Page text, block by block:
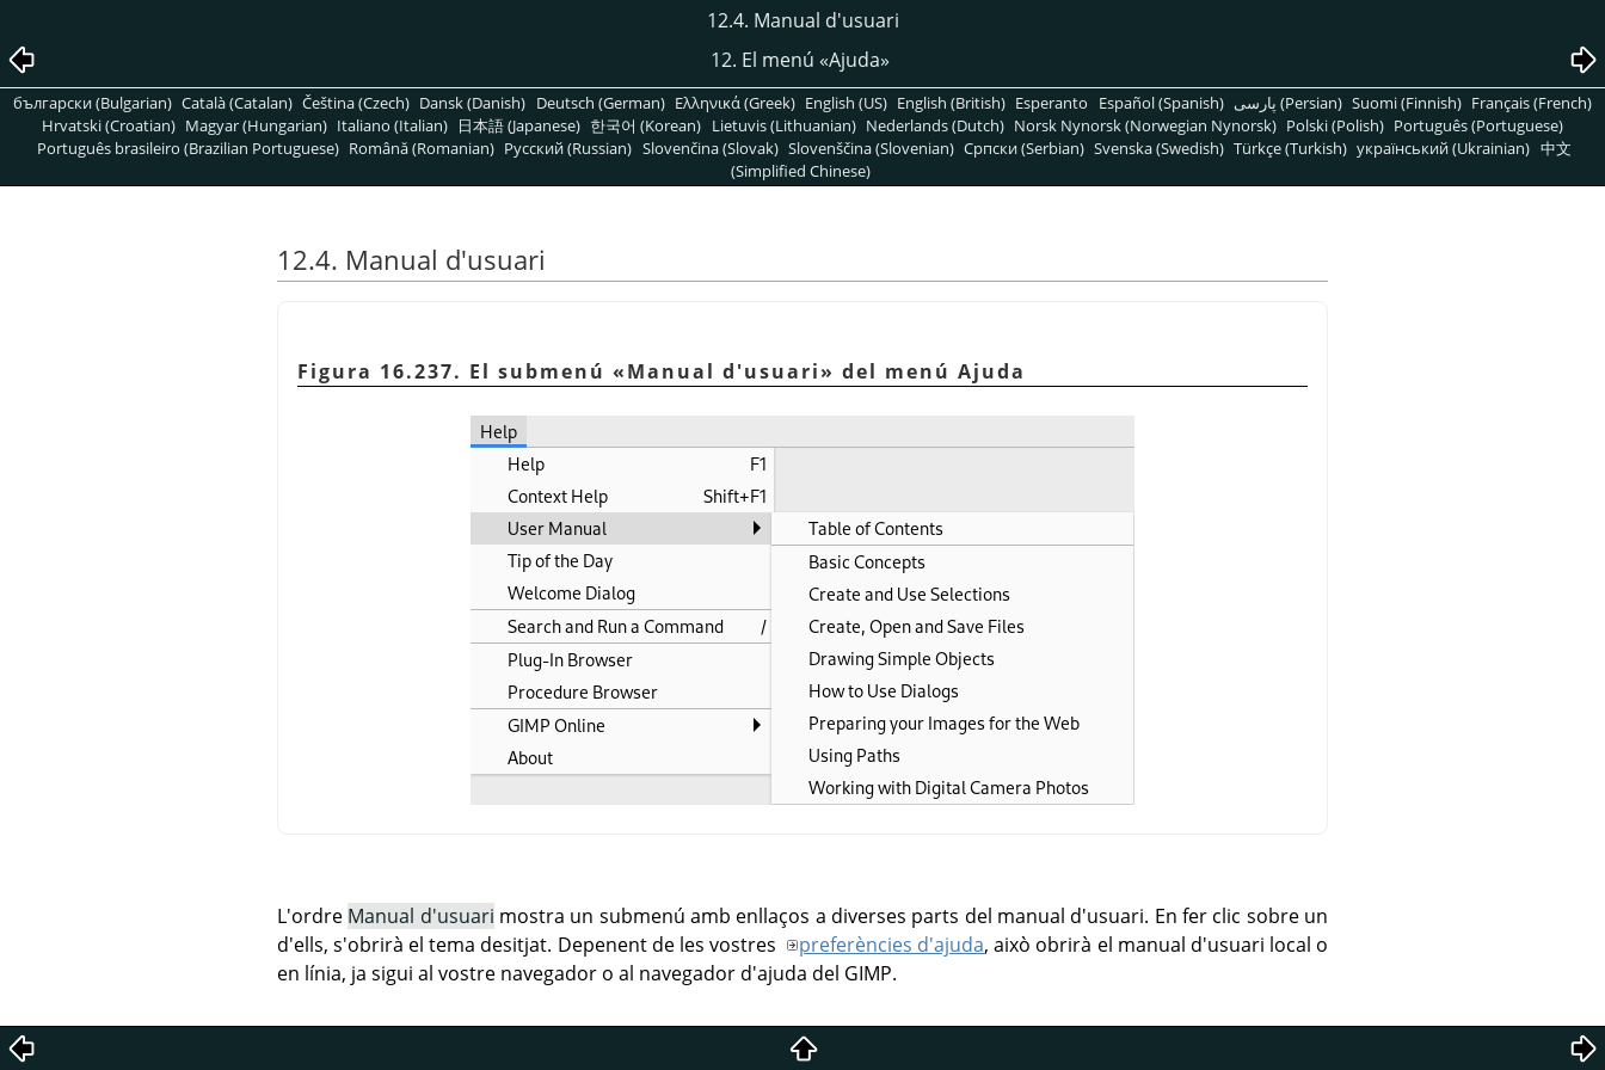
12.4. Manual d'usuari
12. El menú «Ajuda»
български (Bulgarian) Català (Catalan) Čeština (Czech) Dansk (Danish) Deutsch (German) Ελληνικά (Greek) English (US) English (British) Esperanto Español (Spanish) پارسی (Persian) Suomi (Finnish) Français (French)
Hrvatski (Croatian) Magyar (Hungarian) Italiano (Italian) 日本語 (Japanese) 한국어 (Korean) Lietuvis (Lithuanian) Nederlands (Dutch) Norsk Nynorsk (Norwegian Nynorsk) Polski (Polish) Português (Portuguese)
Português brasileiro (Brazilian Portuguese) Română (Romanian) Pусский (Russian) Slovenčina (Slovak) Slovenščina (Slovenian) Српски (Serbian) Svenska (Swedish) Türkçe (Turkish) український (Ukrainian) 中文
(Simplified Chinese)
12.4. Manual d'usuari
Figura 16.237. El submenú «Manual d'usuari» del menú Ajuda
L'ordre Manual d'usuari mostra un submenú amb enllaços a diverses parts del manual d'usuari. En fer clic sobre un
d'ells, s'obrirà el tema desitjat. Depenent de les vostres
preferències d'ajuda, això obrirà el manual d'usuari local o
en línia, ja sigui al vostre navegador o al navegador d'ajuda del GIMP.